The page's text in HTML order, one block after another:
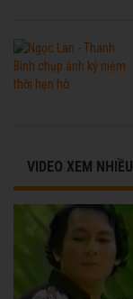
VIDEO XEM